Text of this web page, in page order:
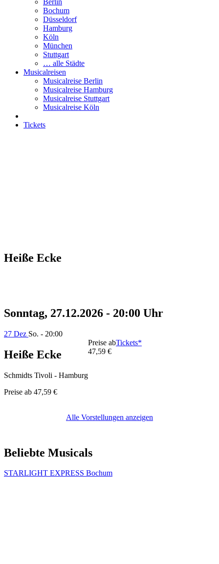
Berlin
Bochum
Düsseldorf
Hamburg
Köln
München
Stuttgart
… alle Städte
Musicalreisen
Musicalreise Berlin
Musicalreise Hamburg
Musicalreise Stuttgart
Musicalreise Köln
Tickets
Heiße Ecke
Sonntag, 27.12.2026 - 20:00 Uhr
27 Dez So. - 20:00
Heiße Ecke
Schmidts Tivoli - Hamburg
Preise ab 47,59 €
Preise ab
47,59 €
Tickets*
Alle Vorstellungen anzeigen
Beliebte Musicals
STARLIGHT EXPRESS Bochum